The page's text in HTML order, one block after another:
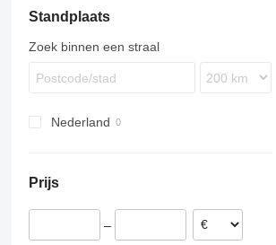
Standplaats
Zoek binnen een straal
Nederland
Prijs
–